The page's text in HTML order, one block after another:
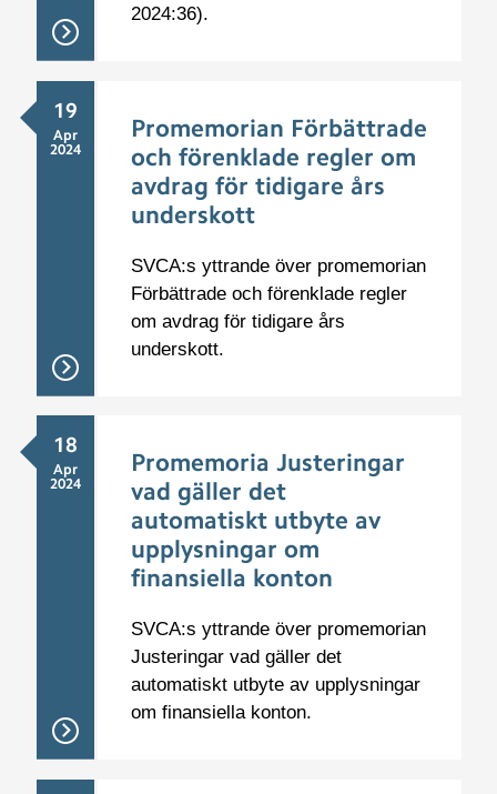
2024:36).
19
Apr
2024
Promemorian Förbättrade
och förenklade regler om
avdrag för tidigare års
underskott
SVCA:s yttrande över promemorian
Förbättrade och förenklade regler
om avdrag för tidigare års
underskott.
18
Apr
2024
Promemoria Justeringar
vad gäller det
automatiskt utbyte av
upplysningar om
finansiella konton
SVCA:s yttrande över promemorian
Justeringar vad gäller det
automatiskt utbyte av upplysningar
om finansiella konton.